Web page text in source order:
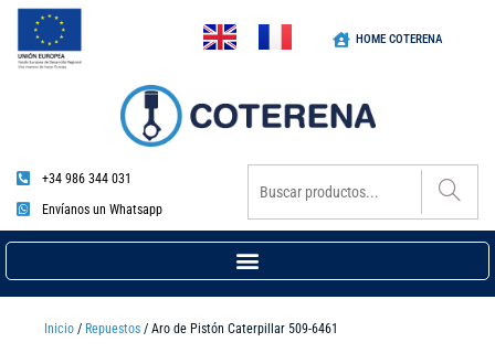
HOME COTERENA
+34 986 344 031
Envíanos un Whatsapp
Inicio / Repuestos / Aro de Pistón Caterpillar 509-6461